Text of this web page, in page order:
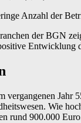
Anzahl der
der BGN
vergangenen
Wie
rund 900.000